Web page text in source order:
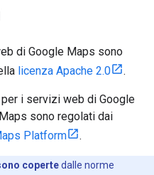
di Google Maps sono
licenza Apache 2.0 .
i servizi web di Google
sono regolati dai
Platform
.
copertedalle norme